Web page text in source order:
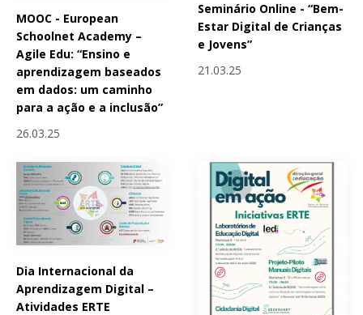
MOOC - European
Schoolnet Academy –
Agile Edu: “Ensino e
aprendizagem baseados
em dados: um caminho
para a ação e a inclusão”
26.03.25
Seminário Online - “Bem-
Estar Digital de Crianças
e Jovens”
21.03.25
Dia Internacional da
Aprendizagem Digital –
Atividades ERTE